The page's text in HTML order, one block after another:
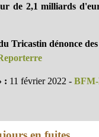
de 2,1 milliards
Tricastin dénonce
: 11 février 2022 -BFM-